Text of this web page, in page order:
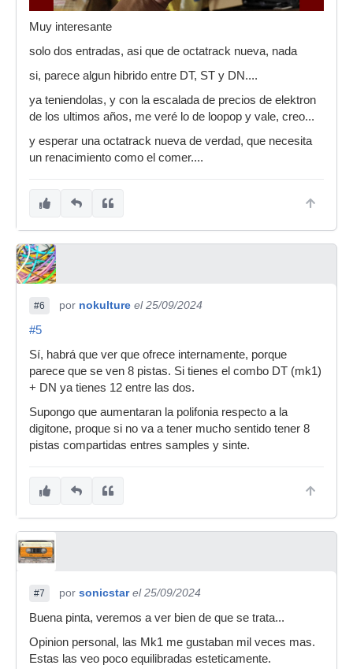
Muy interesante
solo dos entradas, asi que de octatrack nueva, nada
si, parece algun hibrido entre DT, ST y DN....
ya teniendolas, y con la escalada de precios de elektron
de los ultimos años, me veré lo de loopop y vale, creo...
y esperar una octatrack nueva de verdad, que necesita
un renacimiento como el comer....
#6 por nokulture el 25/09/2024
#5
Sí, habrá que ver que ofrece internamente, porque
parece que se ven 8 pistas. Si tienes el combo DT (mk1)
+ DN ya tienes 12 entre las dos.
Supongo que aumentaran la polifonia respecto a la
digitone, proque si no va a tener mucho sentido tener 8
pistas compartidas entres samples y sinte.
#7 por sonicstar el 25/09/2024
Buena pinta, veremos a ver bien de que se trata...
Opinion personal, las Mk1 me gustaban mil veces mas.
Estas las veo poco equilibradas esteticamente.